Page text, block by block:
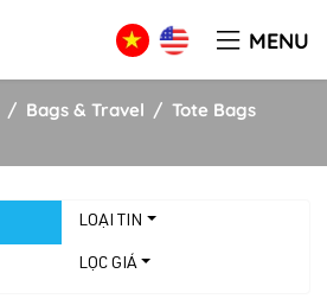
MENU
Tote Bags
Bags & Travel Tote Bags
LOẠI TIN
LỌC GIÁ